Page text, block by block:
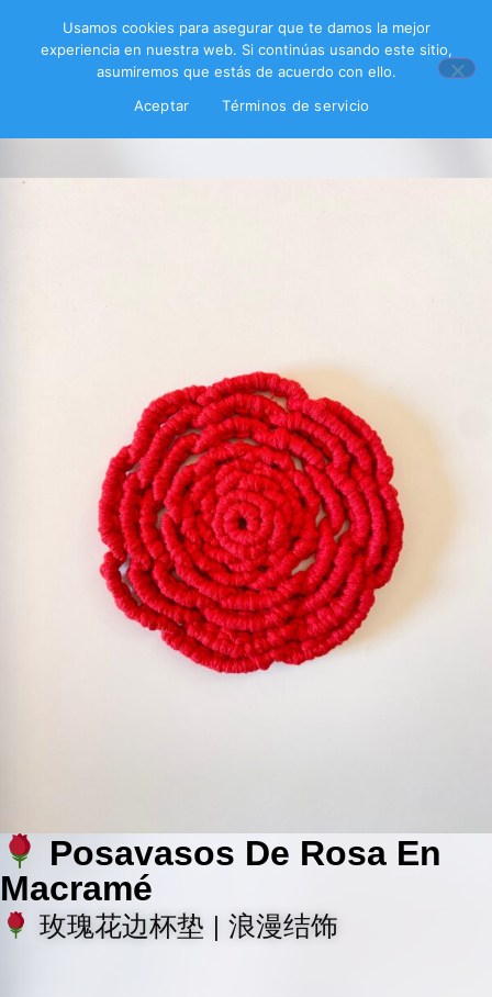
Posavasos De Rosa En
Macramé
玫瑰花边杯垫 | 浪漫结饰
Usamos cookies para asegurar que te damos la mejor
experiencia en nuestra web. Si continúas usando este sitio,
asumiremos que estás de acuerdo con ello.
Aceptar
Términos de servicio